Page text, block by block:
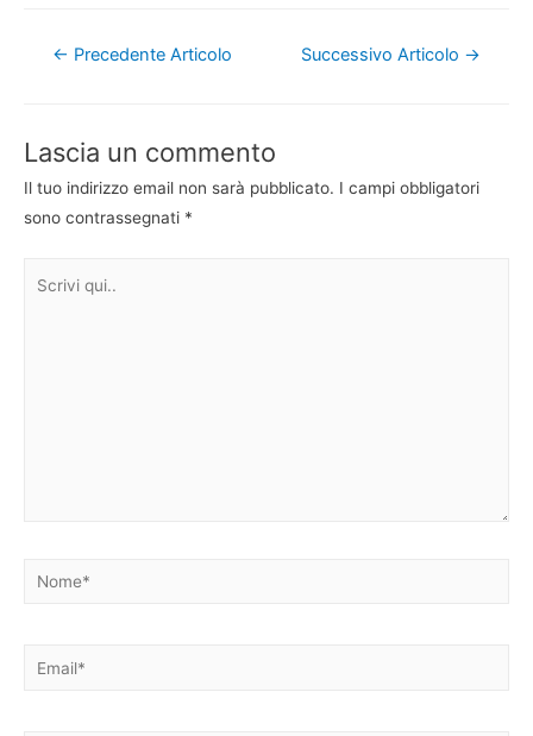
Navigazione
← Precedente Articolo Successivo Articolo →
Lascia un commento
Il tuo indirizzo email non sarà pubblicato. I campi obbligatori
sono contrassegnati *
Nome*
Email*